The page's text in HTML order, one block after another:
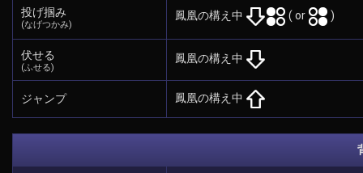
投げ掴み
(なげつかみ)
鳳凰の構え中 ( or )
伏せる
(ふせる)
鳳凰の構え中
ジャンプ 鳳凰の構え中